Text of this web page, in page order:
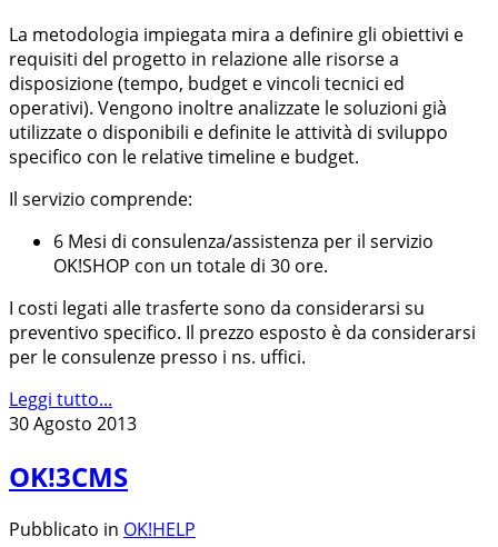
La metodologia impiegata mira a definire gli obiettivi e
requisiti del progetto in relazione alle risorse a
disposizione (tempo, budget e vincoli tecnici ed
operativi). Vengono inoltre analizzate le soluzioni già
utilizzate o disponibili e definite le attività di sviluppo
specifico con le relative timeline e budget.
Il servizio comprende:
6 Mesi di consulenza/assistenza per il servizio
OK!SHOP con un totale di 30 ore.
I costi legati alle trasferte sono da considerarsi su
preventivo specifico. Il prezzo esposto è da considerarsi
per le consulenze presso i ns. uffici.
Leggi tutto...
30 Agosto 2013
OK!3CMS
Pubblicato in OK!HELP